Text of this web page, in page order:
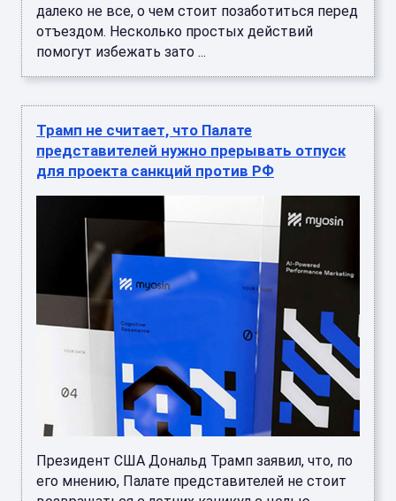
далеко не все, о чем стоит позаботиться перед
отъездом. Несколько простых действий
помогут избежать зато ...
Трамп не считает, что Палате
представителей нужно прерывать отпуск
для проекта санкций против РФ
Президент США Дональд Трамп заявил, что, по
его мнению, Палате представителей не стоит